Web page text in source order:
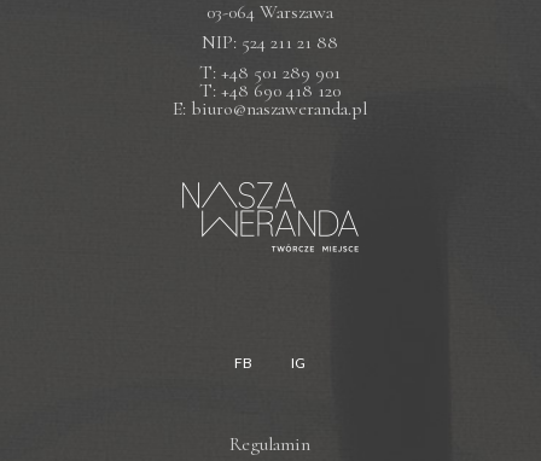
03-064 Warszawa
NIP: 524 211 21 88
T: +48 501 289 901
T: +48 690 418 120
E: biuro@naszaweranda.pl
FB IG
Regulamin